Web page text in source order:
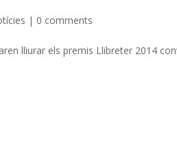
| 0 comments
lliurar els premis Llibreter 2014